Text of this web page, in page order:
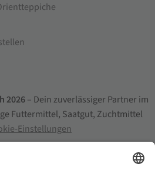
2026– Dein zuverlässiger Partner im
Futtermittel, Saatgut, Zuchtmittel
Einstellungen
MwSt.
dem bisherigen Preis in